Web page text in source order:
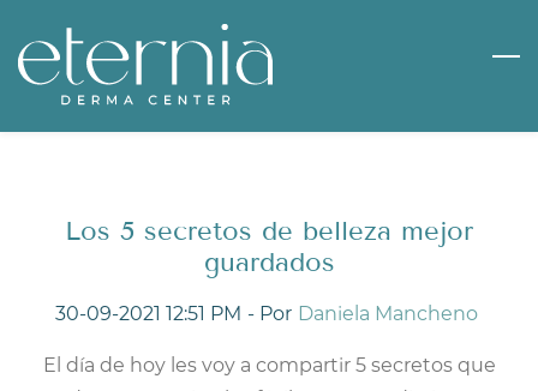
to
main
Los 5 secretos de belleza mejor
guardados
30-09-2021 12:51 PM - Por Daniela Mancheno
El día de hoy les voy a compartir 5 secretos que